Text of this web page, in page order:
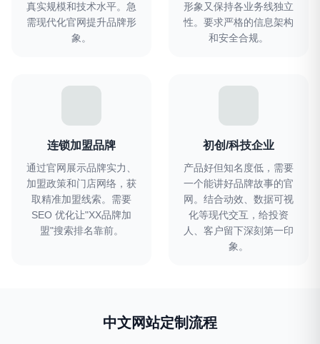
真实规模和技术水平。急
需现代化官网提升品牌形
象。
形象又保持各业务线独立
性。要求严格的信息架构
和安全合规。
连锁加盟品牌
通过官网展示品牌实力、
加盟政策和门店网络，获
取精准加盟线索。需要
SEO 优化让"XX品牌加
盟"搜索排名靠前。
初创/科技企业
产品好但知名度低，需要
一个能讲好品牌故事的官
网。结合动效、数据可视
化等现代交互，给投资
人、客户留下深刻第一印
象。
中文网站定制流程